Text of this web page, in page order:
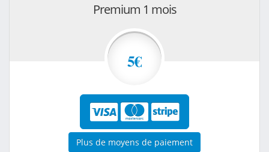
Premium 1 mois
5€
Plus de moyens de paiement